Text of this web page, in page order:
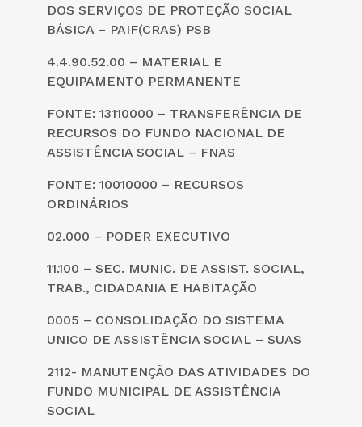
DOS SERVIÇOS DE PROTEÇÃO SOCIAL
BÁSICA – PAIF(CRAS) PSB
4.4.90.52.00 – MATERIAL E
EQUIPAMENTO PERMANENTE
FONTE: 13110000 – TRANSFERÊNCIA DE
RECURSOS DO FUNDO NACIONAL DE
ASSISTÊNCIA SOCIAL – FNAS
FONTE: 10010000 – RECURSOS
ORDINÁRIOS
02.000 – PODER EXECUTIVO
11.100 – SEC. MUNIC. DE ASSIST. SOCIAL,
TRAB., CIDADANIA E HABITAÇÃO
0005 – CONSOLIDAÇÃO DO SISTEMA
UNICO DE ASSISTÊNCIA SOCIAL – SUAS
2112- MANUTENÇÃO DAS ATIVIDADES DO
FUNDO MUNICIPAL DE ASSISTÊNCIA
SOCIAL